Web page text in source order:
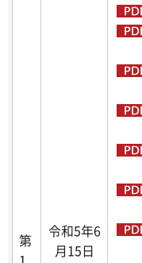
第
令和5年6
月15日